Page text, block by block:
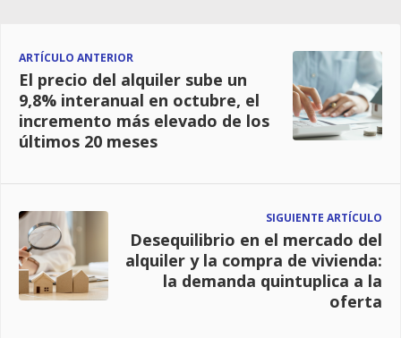
ARTÍCULO ANTERIOR
El precio del alquiler sube un
9,8% interanual en octubre, el
incremento más elevado de los
últimos 20 meses
SIGUIENTE ARTÍCULO
Desequilibrio en el mercado del
alquiler y la compra de vivienda:
la demanda quintuplica a la
oferta